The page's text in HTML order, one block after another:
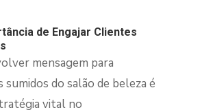
de Engajar Clientes
mensagem para
sumidos do salão de beleza é
vital no